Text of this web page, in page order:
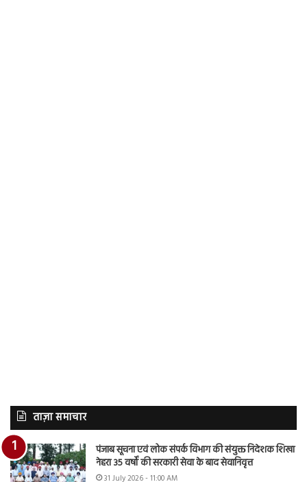
ताज़ा समाचार
पंजाब सूचना एवं लोक संपर्क विभाग की संयुक्त निदेशक शिखा
नेहरा 35 वर्षों की सरकारी सेवा के बाद सेवानिवृत्त
31 July 2026 - 11:00 AM